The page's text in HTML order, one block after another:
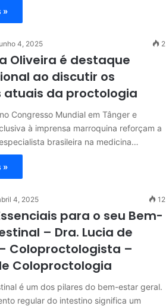
»
4, 2025 2
Oliveira é destaque
ao discutir os
atuais da proctologia
Congresso Mundial em Tânger e
à imprensa marroquina reforçam a
brasileira na medicina…
»
4, 2025 12
para o seu Bem-
– Dra. Lucia de
Coloproctologista –
Coloproctologia
é um dos pilares do bem-estar geral.
regular do intestino significa um